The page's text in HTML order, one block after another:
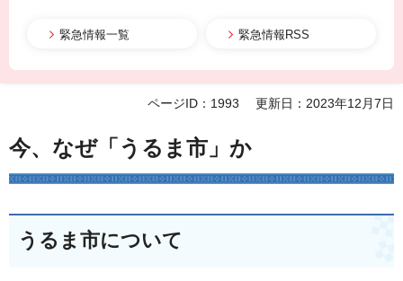
緊急情報一覧 緊急情報RSS
ページID：1993 更新日：2023年12月7日
今、なぜ「うるま市」か
うるま市について